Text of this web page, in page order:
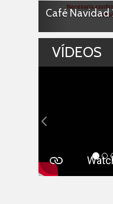
Café Navidad
VÍDEOS